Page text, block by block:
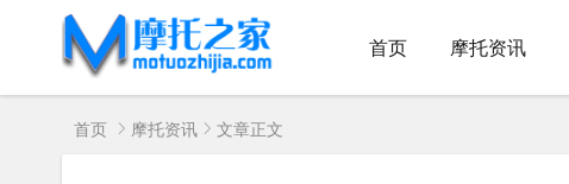
首页 摩托资讯
首页 摩托资讯 文章正文